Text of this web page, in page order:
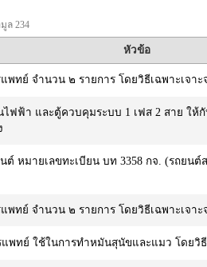
ล 234
หัวข้อ
ทย์ จำนวน ๒ รายการ โดยวิธีเฉพาะเจาะ
ไฟฟ้า และตู้ควบคุมระบบ 1 เฟส 2 สาย ให้
ต์ หมายเลขทะเบียน บท 3358 กจ. (รถยน
ทย์ จำนวน ๒ รายการ โดยวิธีเฉพาะเจาะ
ทย์ ใช้ในการทำหมันสุนัขและแมว โดยวิธี